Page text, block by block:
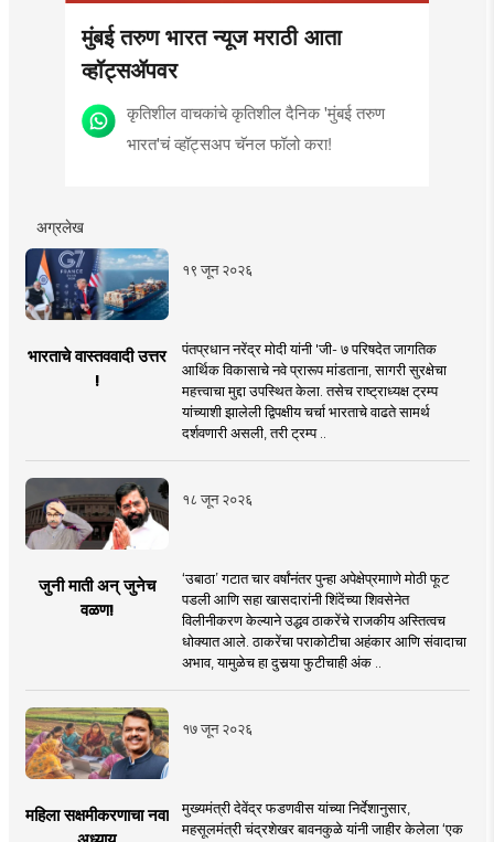
मुंबई तरुण भारत न्यूज मराठी आता
व्हॉट्सॲपवर
कृतिशील वाचकांचे कृतिशील दैनिक 'मुंबई तरुण
भारत'चं व्हॉट्सअप चॅनल फॉलो करा!
अग्रलेख
१९ जून २०२६
भारताचे वास्तववादी उत्तर
!
पंतप्रधान नरेंद्र मोदी यांनी 'जी- ७ परिषदेत जागतिक
आर्थिक विकासाचे नवे प्रारूप मांडताना, सागरी सुरक्षेचा
महत्त्वाचा मुद्दा उपस्थित केला. तसेच राष्ट्राध्यक्ष ट्रम्प
यांच्याशी झालेली द्विपक्षीय चर्चा भारताचे वाढते सामर्थ
दर्शवणारी असली, तरी ट्रम्प ..
१८ जून २०२६
जुनी माती अन् जुनेच
वळण!
‘उबाठा’ गटात चार वर्षांनंतर पुन्हा अपेक्षेप्रमााणे मोठी फूट
पडली आणि सहा खासदारांनी शिंदेंच्या शिवसेनेत
विलीनीकरण केल्याने उद्धव ठाकरेंचे राजकीय अस्तित्वच
धोक्यात आले. ठाकरेंचा पराकोटीचा अहंकार आणि संवादाचा
अभाव, यामुळेच हा दुसर्‍या फुटीचाही अंक ..
१७ जून २०२६
महिला सक्षमीकरणाचा नवा
मुख्यमंत्री देवेंद्र फडणवीस यांच्या निर्देशानुसार,
महसूलमंत्री चंद्रशेखर बावनकुळे यांनी जाहीर केलेला ‘एक